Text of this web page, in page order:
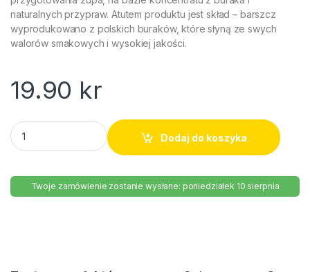
naturalnych przypraw. Atutem produktu jest skład – barszcz
wyprodukowano z polskich buraków, które słyną ze swych
walorów smakowych i wysokiej jakości.
19.90 kr
Barszcz czerwony ekspresowy Winiary 60g quantity
Dodaj do koszyka
Twoje zamówienie zostanie wysłane: poniedziałek 10 sierpnia